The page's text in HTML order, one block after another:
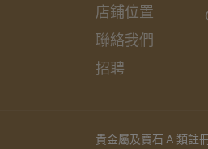
店鋪位置
聯絡我們
招聘
貴金屬及寶石 A 類註